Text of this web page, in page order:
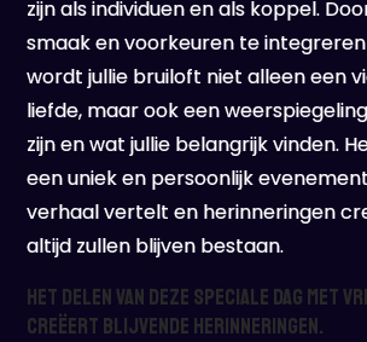
zijn als individuen en als koppel.
smaak en voorkeuren te
wordt jullie bruiloft niet alleen een
liefde, maar ook een
zijn en wat jullie belangrijk vinden.
een uniek en persoonlijk
verhaal vertelt en herinneringen
altijd zullen blijven bestaan.
Het delen van deze speciale dag met
creëert blijvende herinneringen.